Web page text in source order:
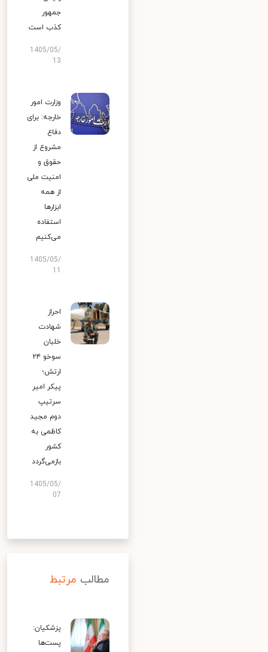
جمهور
کذب است
1405/05/
13
وزارت امور
خارجه: برای
دفاع
مشروع از
حقوق و
امنیت ملی
از همه
ابزارها
استفاده
می‌کنیم
1405/05/
احراز
شهادت
خلبان
سوخو ۲۴
ارتش؛
پیکر امیر
سرتیپ
دوم مجید
کاظمی به
کشور
بازمی‌گردد
1405/05/
07
مطالب مرتبط
پزشکیان:
پست‌ها